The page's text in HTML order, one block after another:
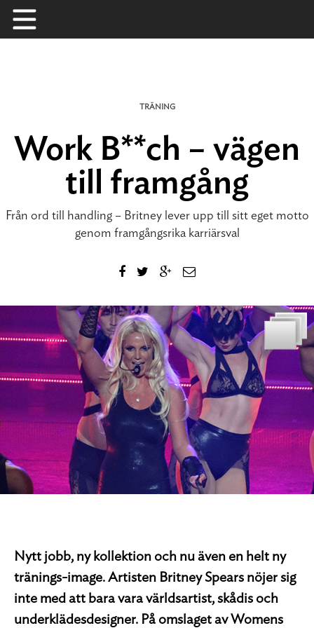
Skip
to
TRÄNING
Work B**ch – vägen
till framgång
Från ord till handling – Britney lever upp till sitt eget motto
genom framgångsrika karriärsval
Nytt jobb, ny kollektion och nu även en helt ny
tränings-image. Artisten Britney Spears nöjer sig
inte med att bara vara världsartist, skådis och
underklädesdesigner. På omslaget av Womens